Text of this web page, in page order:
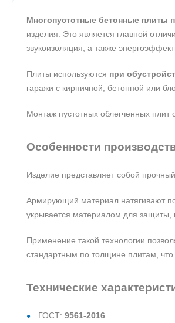
Многопустотные бетонные плиты
изделия. Это является главной
звукоизоляция, а также
Плиты используются при
гаражи с кирпичной, бетонной или
Монтаж пустотных облегченных
Особенности
Изделие представляет собой
Армирующий материал натягивают
укрывается материалом для защиты,
Применение такой технологии
стандартным по толщине плитам, что
Технические
ГОСТ: 9561-2016